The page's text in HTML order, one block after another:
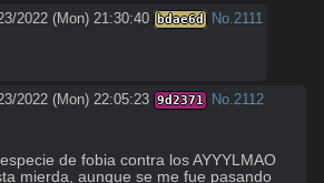
2022 (Mon) 21:30:40 bdae6d No. 2111
2022 (Mon) 22:05:23 9d2371 No. 2112
de fobia contra los AYYYLMAO
mierda, aunque se me fue pasando